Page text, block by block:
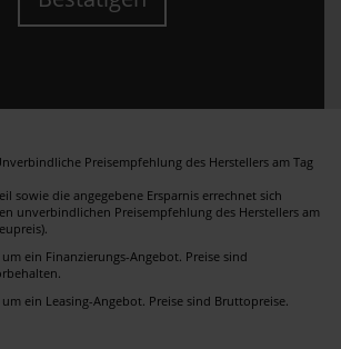
Preisempfehlung des Herstellers am Tag
sowie die angegebene Ersparnis errechnet sich
unverbindlichen Preisempfehlung des Herstellers am
ein Finanzierungs-Angebot. Preise sind
ein Leasing-Angebot. Preise sind Bruttopreise.